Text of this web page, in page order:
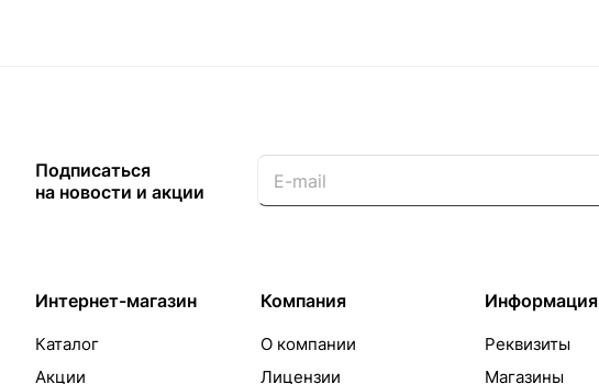
Подписаться
на новости и акции
Интернет-магазин
Каталог
Акции
Компания
О компании
Лицензии
Информация
Реквизиты
Магазины